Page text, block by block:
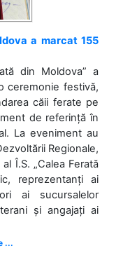
a marcat 155
din Moldova” a
ceremonie festivă,
căii ferate pe
de referință în
La eveniment au
Regionale,
Î.S. „Calea Ferată
reprezentanți ai
ai sucursalelor
și angajați ai
...